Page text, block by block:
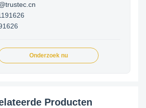
Onderzoek nu
Producten